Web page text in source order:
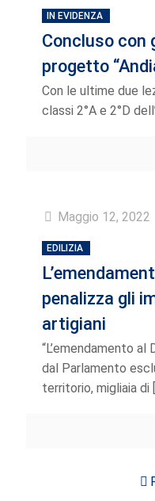
IN EVIDENZA
Concluso con
progetto
Con le ultime due
classi 2°A e 2°D
Maggio 12, 2022
EDILIZIA
penalizza gli
artigiani
“L’emendamento al
dal Parlamento
territorio, migliaia di